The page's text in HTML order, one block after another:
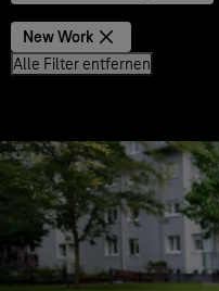
New Work
Alle Filter entfernen